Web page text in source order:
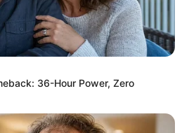
36-Hour Power, Zero